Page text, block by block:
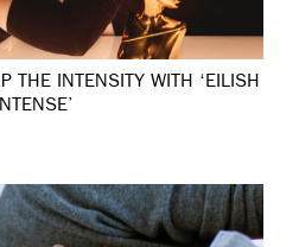
THE INTENSITY WITH ‘EILISH